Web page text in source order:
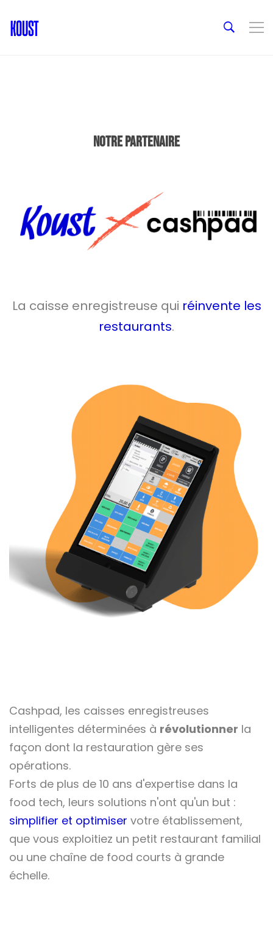
NOTRE PARTENAIRE
La caisse enregistreuse qui réinvente les
restaurants.
Cashpad, les caisses enregistreuses
intelligentes déterminées à révolutionner la
façon dont la restauration gère ses
opérations.
Forts de plus de 10 ans d'expertise dans la
food tech, leurs solutions n'ont qu'un but :
simplifier et optimiser votre établissement,
que vous exploitiez un petit restaurant familial
ou une chaîne de food courts à grande
échelle.